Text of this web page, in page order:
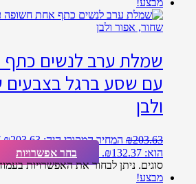
שמלת ערב לנשים
עם שסע ברגל בצבעים
ולבן
₪203.63 המחיר המקורי היה: ₪203.63.
הוא: ₪132.37.
בחר אפשרויות
סוגים. ניתן לבחור את האפשרויות
מבצע!